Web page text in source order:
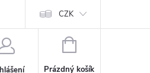
Formulář pro odstoupení od
CZK
NÁKUPNÍ
Prázdný košík